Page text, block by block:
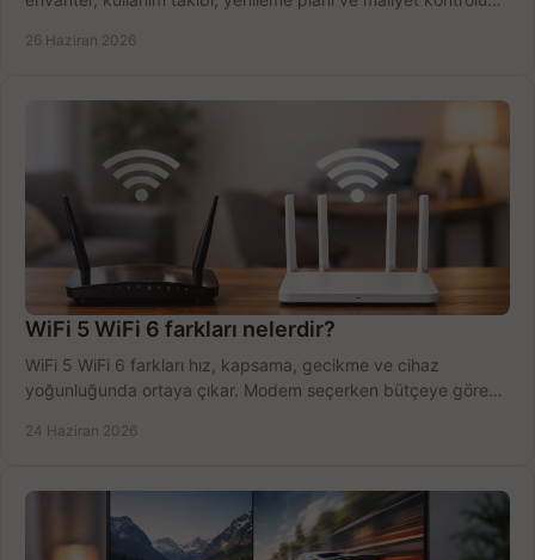
26 Haziran 2026
WiFi 5 WiFi 6 farkları nelerdir?
WiFi 5 WiFi 6 farkları hız, kapsama, gecikme ve cihaz
yoğunluğunda ortaya çıkar. Modem seçerken bütçeye göre
24 Haziran 2026